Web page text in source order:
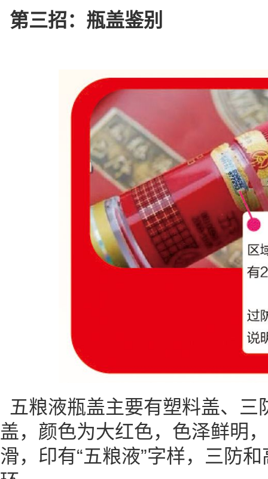
第三招：瓶盖鉴别
五粮液瓶盖主要有塑料盖、三
盖，颜色为大红色，色泽鲜明
滑，印有“五粮液”字样，三防